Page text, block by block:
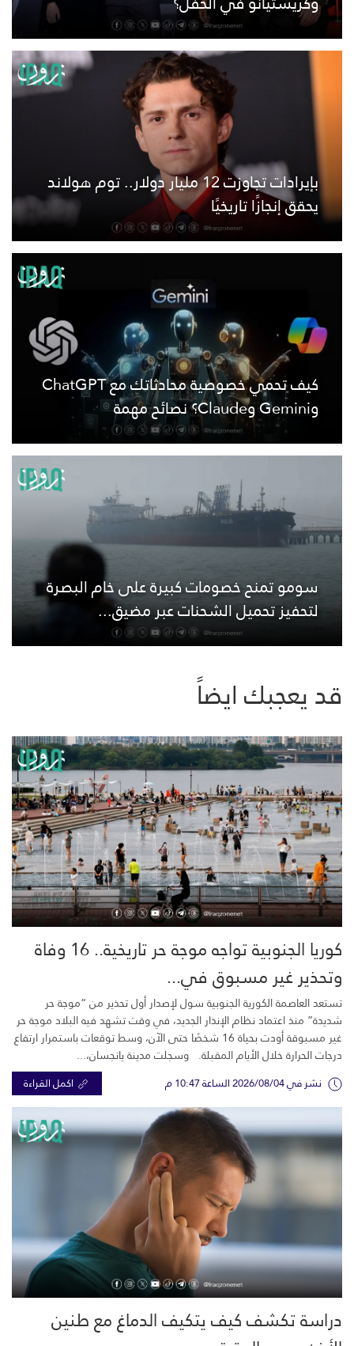
بإيرادات تجاوزت 12 مليار دولار.. توم هولاند
يحقق إنجازًا تاريخيًا
كيف تحمي خصوصية محادثاتك مع ChatGPT
وGemini وClaude؟ نصائح مهمة
سومو تمنح خصومات كبيرة على خام البصرة
لتحفيز تحميل الشحنات عبر مضيق...
قد يعجبك ايضاً
كوريا الجنوبية تواجه موجة حر تاريخية.. 16 وفاة
وتحذير غير مسبوق في...
تستعد العاصمة الكورية الجنوبية سول لإصدار أول تحذير من “موجة حر
شديدة” منذ اعتماد نظام الإنذار الجديد، في وقت تشهد فيه البلاد موجة حر
غير مسبوقة أودت بحياة 16 شخصًا حتى الآن، وسط توقعات باستمرار ارتفاع
درجات الحرارة خلال الأيام المقبلة. وسجلت مدينة يانجسان،...
نشر في 2026/08/04 الساعة 10:47 م اكمل القراءة
دراسة تكشف كيف يتكيف الدماغ مع طنين